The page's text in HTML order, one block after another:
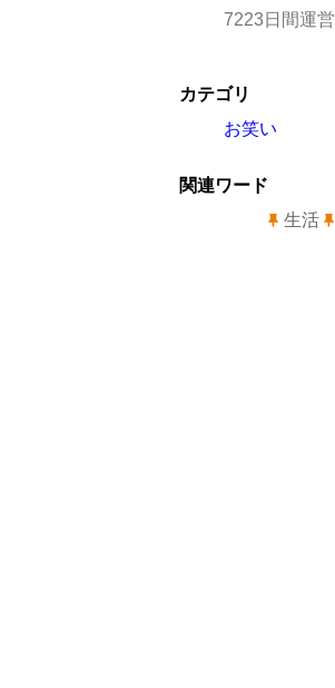
7223日間運営
カテゴリ
お笑い
関連ワード
生活